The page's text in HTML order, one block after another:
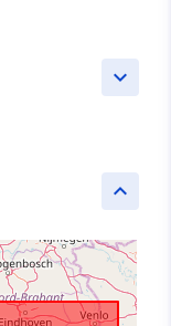
keyboard_arrow_down
keyboard_arrow_up